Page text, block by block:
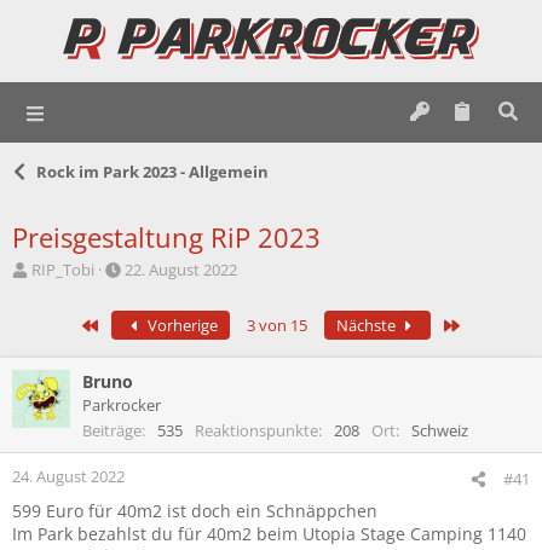
Rock im Park 2023 - Allgemein
Preisgestaltung RiP 2023
E
l
l
e
RIP_Tobi
E
s
l
l
a
22. August 2022
Erste Vorherige 3 von 15 Nächste
Bruno
Parkrocker
Beiträge
535 Reaktionspunkte 208 Ort Schweiz
24. August 2022 #41
599 Euro für 40m2 ist doch ein Schnäppchen
Im Park bezahlst du für 40m2 beim Utopia Stage Camping 1140